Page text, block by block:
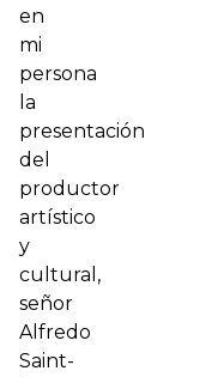
en
mi
persona
la
presentación
del
productor
artístico
y
cultural,
señor
Alfredo
Saint-